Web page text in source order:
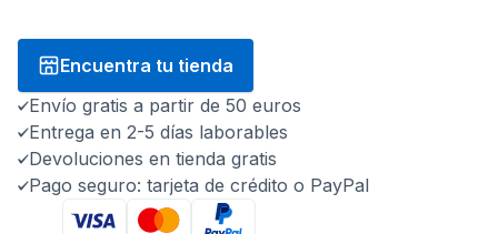
Encuentra tu tienda
Envío gratis a partir de 50 euros
Entrega en 2-5 días laborables
Devoluciones en tienda gratis
Pago seguro: tarjeta de crédito o PayPal